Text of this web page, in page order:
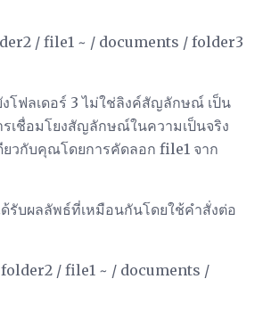
/ file1 ~ / documents / folder3
โฟลเดอร์ 3 ไม่ใช่ลิงค์สัญลักษณ์ เป็น
รเชื่อมโยงสัญลักษณ์ในความเป็นจริง
ยวกับคุณโดยการคัดลอก file1 จาก
รับผลลัพธ์ที่เหมือนกันโดยใช้คำสั่งต่อ
folder2 / file1 ~ / documents /